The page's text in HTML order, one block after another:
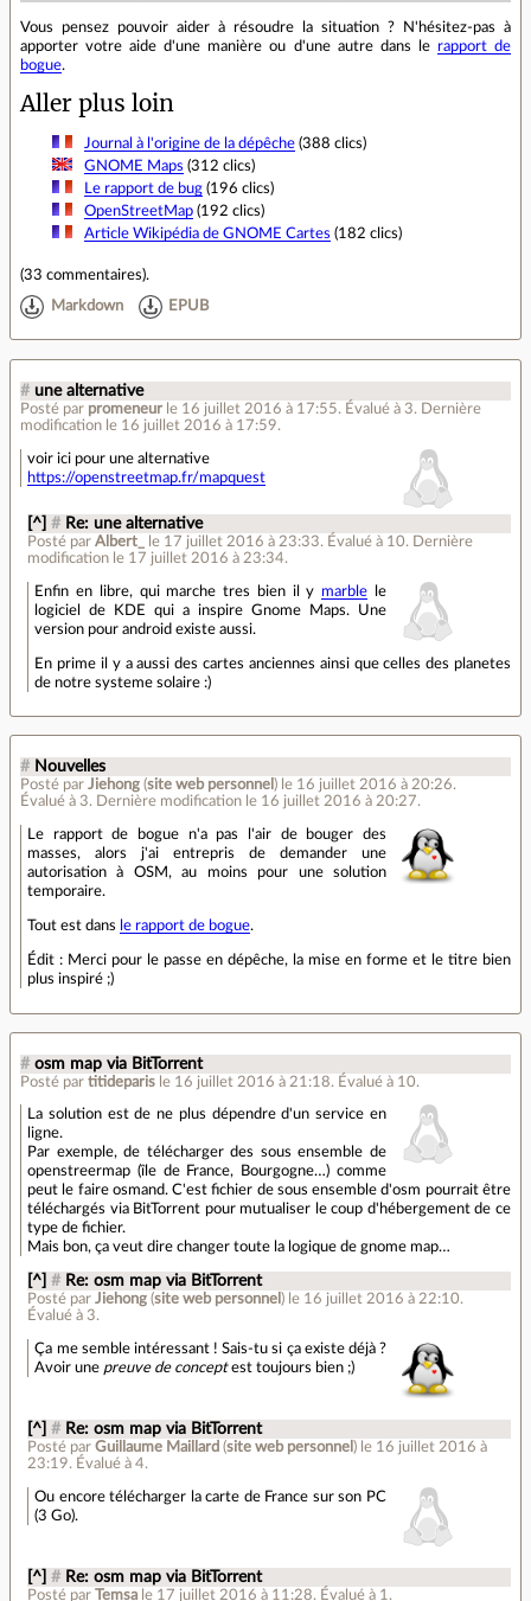
Vous pensez pouvoir aider à résoudre la situation ? N'hésitez-pas à
apporter votre aide d'une manière ou d'une autre dans le rapport de
bogue.
Aller plus loin
Journal à l'origine de la dépêche(388 clics)
GNOME Maps (312 clics)
Le rapport de bug(196 clics)
OpenStreetMap(192 clics)
Article Wikipédia de GNOME Cartes (182 clics)
(33 commentaires).
Markdown EPUB
# une alternative
Posté par promeneur le 16 juillet 2016 à 17:55. Évalué à 3. Dernière
modification le 16 juillet 2016 à 17:59.
voir ici pour une alternative
https://openstreetmap.fr/mapquest
[^] # Re: une alternative
Posté parAlbert_ le 17 juillet 2016 à 23:33. Évalué à 10. Dernière
modification le 17 juillet 2016 à 23:34.
Enfin en libre, qui marche tres bien il y marble le
logiciel de KDE qui a inspire Gnome Maps. Une
version pour android existe aussi.
En prime il y a aussi des cartes anciennes ainsi que celles des planetes
de notre systeme solaire :)
# Nouvelles
Posté par Jiehong (site web personnel ) le 16 juillet 2016 à 20:26.
Évalué à 3. Dernière modification le 16 juillet 2016 à 20:27.
Le rapport de bogue n'a pas l'air de bouger des
masses, alors j'ai entrepris de demander une
autorisation à OSM, au moins pour une solution
temporaire.
Tout est dans le rapport de bogue.
Édit : Merci pour le passe en dépêche, la mise en forme et le titre bien
plus inspiré ;)
# osm map via BitTorrent
Posté par titideparis le 16 juillet 2016 à 21:18. Évalué à 10.
La solution est de ne plus dépendre d'un service en
ligne.
Par exemple, de télécharger des sous ensemble de
openstreermap (île de France, Bourgogne…) comme
peut le faire osmand. C'est fichier de sous ensemble d'osm pourrait être
téléchargés via BitTorrent pour mutualiser le coup d'hébergement de ce
type de fichier.
Mais bon, ça veut dire changer toute la logique de gnome map…
[^] # Re: osm map via BitTorrent
Posté parJiehong (site web personnel ) le 16 juillet 2016 à 22:10.
Évalué à 3.
Ça me semble intéressant ! Sais-tu si ça existe déjà ?
Avoir une preuve de conceptest toujours bien ;)
[^] # Re: osm map via BitTorrent
Posté parGuillaume Maillard (site web personnel ) le 16 juillet 2016 à
23:19. Évalué à4.
Ou encore télécharger la carte de France sur son PC
(3 Go).
[^] # Re: osm map via BitTorrent
Posté par Temsa le 17 juillet 2016 à 11:28. Évalué à 1 .